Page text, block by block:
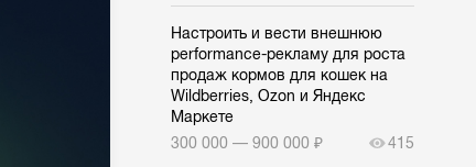
Настроить и вести внешнюю
performance-рекламу для роста
продаж кормов для кошек на
Wildberries, Ozon и Яндекс
Маркете
300 000 — 900 000 ₽
415